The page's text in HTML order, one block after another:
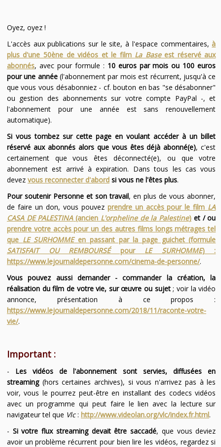
Oyez, oyez !
L'accès aux publications sur le site, à l'espace commentaires,à
plus d'une 50ène de vidéos et le film La Baseest réservé aux
abonnés, avec pour formule : 10 euros par mois ou 100 euros
pour une année(l'abonnement par mois est récurrent, jusqu'à ce
que vous vous désabonniez - cf. bouton en bas "se désabonner"
ou gestion des abonnements sur votre compte PayPal -, et
l'abonnement pour une année est sans renouvellement
automatique).
Si vous tombez sur cette page en voulant accéder à un billet
réservé aux abonnés alors que vous êtes déjà abonné(e), c'est
certainement que vous êtes déconnecté(e), ou que votre
abonnement est arrivé à expiration. Dans tous les cas vous
devez vous reconnecter d'abordsi vous ne l'êtes plus.
Pour soutenir Personne et son travail, en plus de vous abonner,
de faire un don, vous pouvez prendre un accès pour le film LA
CASA DE PALESTINA(ancien L'orpheline de la Palestine) et / ou
prendre votre accès pour un des autres films longs métrages tel
que LE SURHOMMEen passant par la page guichet (formule
SATISFAIT OU REMBOURSÉpour LE SURHOMME) :
https://www.lejournaldepersonne.com/cinema-de-personne/.
Vous pouvez aussi demander - commander la création, la
réalisation du film de votre vie, sur œuvre ou sujet; voir la vidéo
annonce, présentation à ce propos :
https://www.lejournaldepersonne.com/2018/11/raconte-votre-
vie/.
Important :
- Les vidéos de l'abonnement sont servies, diffusées en
streaming(hors certaines archives), si vous n'arrivez pas à les
voir, vous le pourrez peut-être en installant des codecs vidéos
avec un programme qui peut faire le lien avec la lecture sur
navigateur tel que Vlc: http://www.videolan.org/vlc/index.fr.html.
- Si votre flux streaming devait être saccadé, que vous deviez
avoir un problème récurrent pour bien lire les vidéos, regardez si